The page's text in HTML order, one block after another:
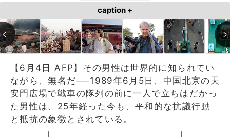
caption +
【6月4日 AFP】その男性は世界的に知られてい
ながら、無名だ──1989年6月5日、中国北京の天
安門広場で戦車の隊列の前に一人で立ちはだかっ
た男性は、25年経った今も、平和的な抗議行動
と抵抗の象徴とされている。